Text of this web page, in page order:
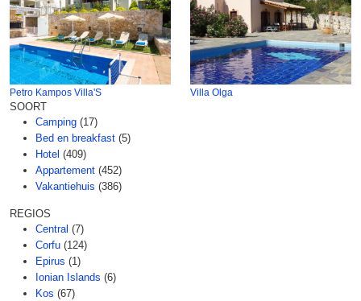
Petro Kampos Villa'S Villa Olga
SOORT
Camping (17)
Bed en breakfast (5)
Hotel (409)
Appartement (452)
Vakantiehuis (386)
REGIOS
Central (7)
Corfu (124)
Epirus (1)
Ionian Islands (6)
Kos (67)